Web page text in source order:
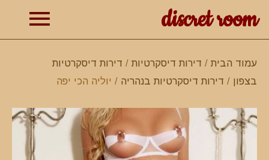
discret room
עמוד הבית / דירות דיסקרטיות / דירות דיסקרטיות
בצפון / דירות דיסקרטיות בנהריה / יוליה הכי יפה